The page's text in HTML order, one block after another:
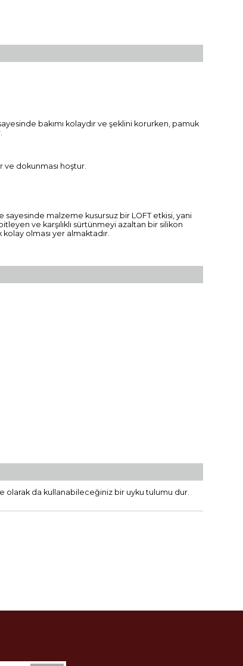
bakımı kolaydır ve şeklini korurken, pamuk
dokunması hoştur.
malzeme kusursuz bir LOFT etkisi, yani
ve karşılıklı sürtünmeyi azaltan bir silikon
kolay olması yer almaktadır.
olarak da kullanabileceğiniz bir uyku tulumu dur.